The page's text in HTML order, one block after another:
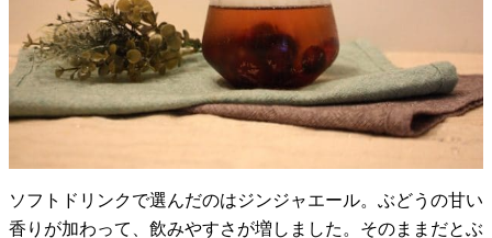
ソフトドリンクで選んだのはジンジャエール。ぶどうの甘い
香りが加わって、飲みやすさが増しました。そのままだとぶ